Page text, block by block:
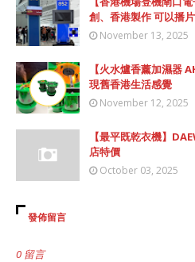
創、香港製作 可以播
November 13, 2025
【火水爐香薰加濕器
現舊香港生活感覺
November 12, 2025
【最平既乾衣機】
店特價
October 03, 2025
發佈留言
0 留言